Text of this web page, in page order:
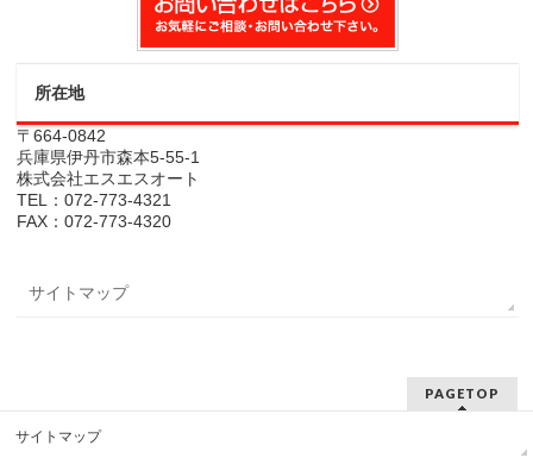
所在地
〒664-0842
兵庫県伊丹市森本5-55-1
株式会社エスエスオート
TEL：072-773-4321
FAX：072-773-4320
サイトマップ
PAGETOP
サイトマップ